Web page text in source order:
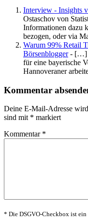
Interview - Insights
Ostaschov von
Informationen dazu
bezogen, oder via
Warum 99% Retail
Börsenblogger- […]
für eine bayerische
Hannoveraner
Kommentar
Deine E-Mail-Adresse
sind mit * markiert
Kommentar *
* Die DSGVO-Checkbox ist